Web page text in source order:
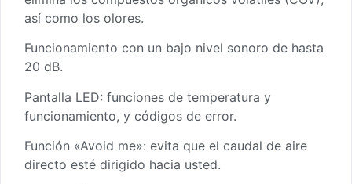
así como los olores.
Funcionamiento con un bajo nivel sonoro de hasta
20 dB.
Pantalla LED: funciones de temperatura y
funcionamiento, y códigos de error.
Función «Avoid me»: evita que el caudal de aire
directo esté dirigido hacia usted.